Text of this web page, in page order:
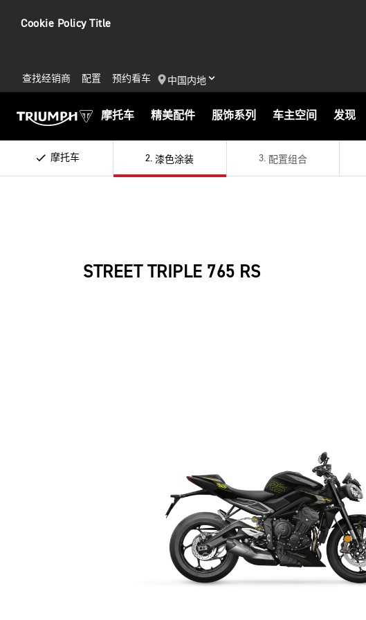
Cookie Policy Title
查找经销商 配置 预约看车 中国内地
摩托车 精美配件 服饰系列 车主空间 发现
摩托车 2. 漆色涂装 3. 配置组合
STREET TRIPLE 765 RS